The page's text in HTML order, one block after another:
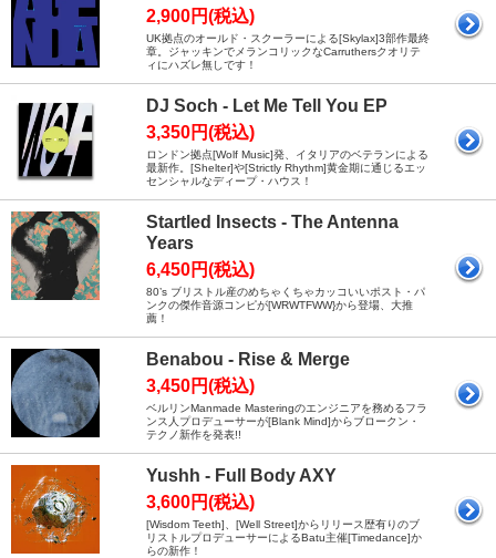
2,900円(税込)
UK拠点のオールド・スクーラーによる[Skylax]3部作最終
章。ジャッキンでメランコリックなCarruthersクオリテ
ィにハズレ無しです！
DJ Soch - Let Me Tell You EP
3,350円(税込)
ロンドン拠点[Wolf Music]発、イタリアのベテランによる
最新作。[Shelter]や[Strictly Rhythm]黄金期に通じるエッ
センシャルなディープ・ハウス！
Startled Insects - The Antenna
Years
6,450円(税込)
80’s ブリストル産のめちゃくちゃカッコいいポスト・パ
ンクの傑作音源コンピが[WRWTFWW}から登場、大推
薦！
Benabou - Rise & Merge
3,450円(税込)
ベルリンManmade Masteringのエンジニアを務めるフラ
ンス人プロデューサーが[Blank Mind]からブロークン・
テクノ新作を発表!!
Yushh - Full Body AXY
3,600円(税込)
[Wisdom Teeth]、[Well Street]からリリース歴有りのブ
リストルプロデューサーによるBatu主催[Timedance]か
らの新作！